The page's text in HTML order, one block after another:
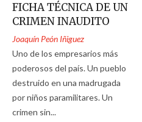
FICHA TÉCNICA DE UN
CRIMEN INAUDITO
Joaquín Peón Iñiguez
Uno de los empresarios más
poderosos del país. Un pueblo
destruido en una madrugada
por niños paramilitares. Un
crimen sin...